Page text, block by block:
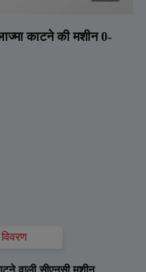
काटने की मशीन 0-
विवरण